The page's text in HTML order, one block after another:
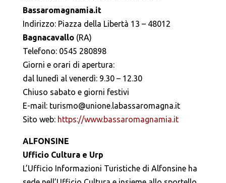
Bassaromagnamia.it
Indirizzo: Piazza della Libertà 13 – 48012
Bagnacavallo(RA)
Telefono: 0545 280898
Giorni e orari di apertura:
dal lunedì al venerdì: 9.30 – 12.30
Chiuso sabato e giorni festivi
E-mail: turismo@unione.labassaromagna.it
Sito web: https://www.bassaromagnamia.it
ALFONSINE
Ufficio Cultura e Urp
L’Ufficio Informazioni Turistiche di Alfonsine ha